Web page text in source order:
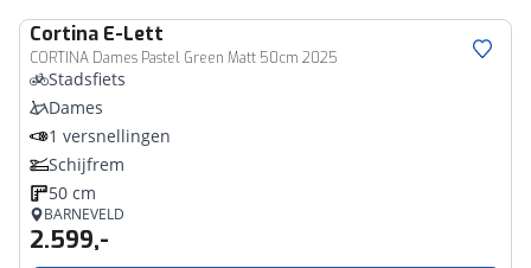
Cortina E-Lett
CORTINA Dames Pastel Green Matt 50cm 2025
Stadsfiets
Dames
1 versnellingen
Schijfrem
50 cm
BARNEVELD
2.599,-